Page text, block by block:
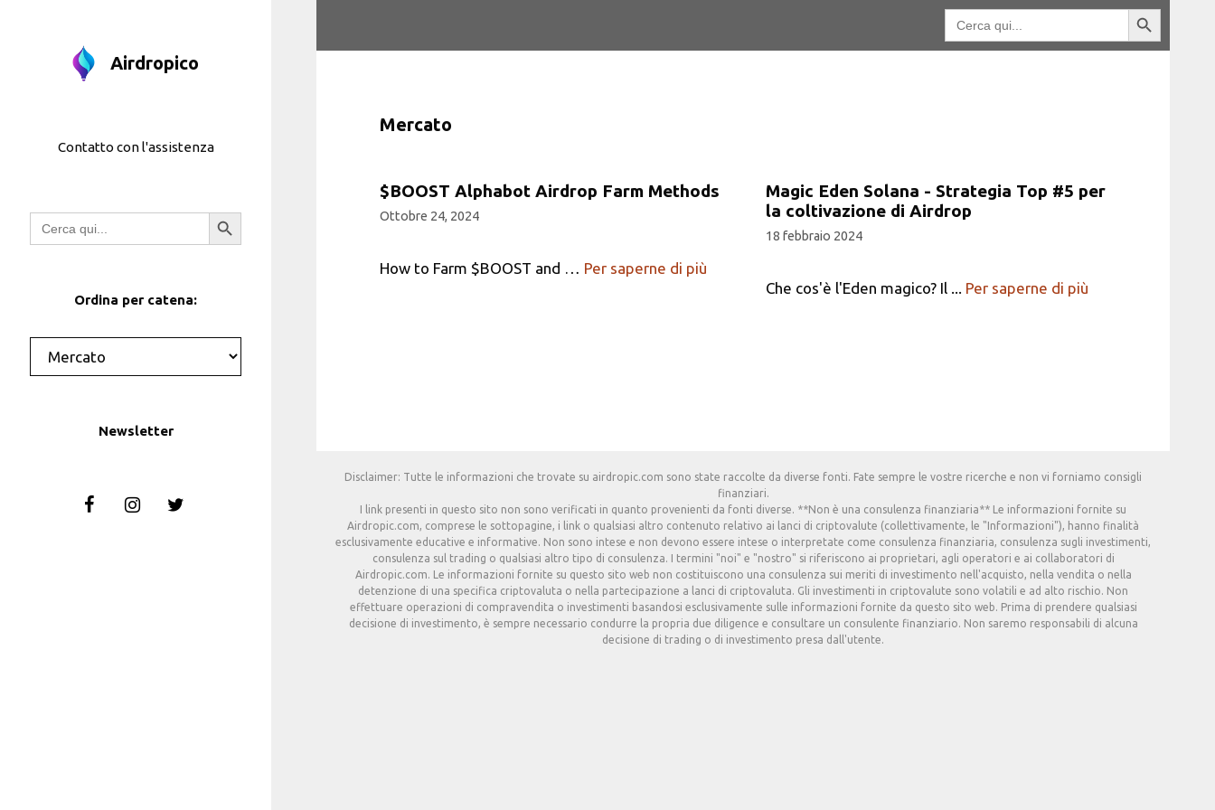
contenuto
Ricerca
per:
Pulsante di ricerca
Airdropico
Contatto con l'assistenza
Ricerca
per:
Pulsante di ricerca
Ordina per catena:
Categorie
Newsletter
Mercato
$BOOST Alphabot Airdrop Farm Methods
Ottobre 24, 2024
How to Farm $BOOST and … Per saperne di più
Magic Eden Solana - Strategia Top #5 per
la coltivazione di Airdrop
18 febbraio 2024
Che cos'è l'Eden magico? Il ... Per saperne di più
Disclaimer: Tutte le informazioni che trovate su airdropic.com sono state raccolte da diverse fonti. Fate sempre le vostre ricerche e non vi forniamo consigli
finanziari.
I link presenti in questo sito non sono verificati in quanto provenienti da fonti diverse. **Non è una consulenza finanziaria** Le informazioni fornite su
Airdropic.com, comprese le sottopagine, i link o qualsiasi altro contenuto relativo ai lanci di criptovalute (collettivamente, le "Informazioni"), hanno finalità
esclusivamente educative e informative. Non sono intese e non devono essere intese o interpretate come consulenza finanziaria, consulenza sugli investimenti,
consulenza sul trading o qualsiasi altro tipo di consulenza. I termini "noi" e "nostro" si riferiscono ai proprietari, agli operatori e ai collaboratori di
Airdropic.com. Le informazioni fornite su questo sito web non costituiscono una consulenza sui meriti di investimento nell'acquisto, nella vendita o nella
detenzione di una specifica criptovaluta o nella partecipazione a lanci di criptovaluta. Gli investimenti in criptovalute sono volatili e ad alto rischio. Non
effettuare operazioni di compravendita o investimenti basandosi esclusivamente sulle informazioni fornite da questo sito web. Prima di prendere qualsiasi
decisione di investimento, è sempre necessario condurre la propria due diligence e consultare un consulente finanziario. Non saremo responsabili di alcuna
decisione di trading o di investimento presa dall'utente.